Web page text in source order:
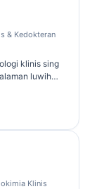
akeh
& Kedokteran
klinis sing
luwih
lan
sertifikasi
Klinis